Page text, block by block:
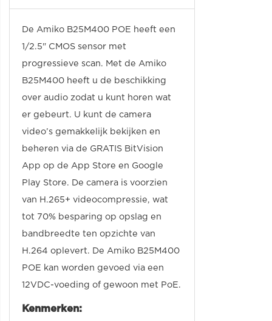
De Amiko B25M400 POE heeft een
1/2.5" CMOS sensor met
progressieve scan. Met de Amiko
B25M400 heeft u de beschikking
over audio zodat u kunt horen wat
er gebeurt. U kunt de camera
video’s gemakkelijk bekijken en
beheren via de GRATIS BitVision
App op de App Store en Google
Play Store. De camera is voorzien
van H.265+ videocompressie, wat
tot 70% besparing op opslag en
bandbreedte ten opzichte van
H.264 oplevert. De Amiko B25M400
POE kan worden gevoed via een
12VDC-voeding of gewoon met PoE.
Kenmerken: